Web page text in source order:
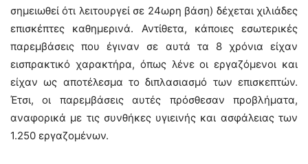
σημειωθεί ότι λειτουργεί σε 24ωρη βάση) δέχεται χιλιάδες
επισκέπτες καθημερινά. Αντίθετα, κάποιες εσωτερικές
παρεμβάσεις που έγιναν σε αυτά τα 8 χρόνια είχαν
εισπρακτικό χαρακτήρα, όπως λένε οι εργαζόμενοι και
είχαν ως αποτέλεσμα το διπλασιασμό των επισκεπτών.
Έτσι, οι παρεμβάσεις αυτές πρόσθεσαν προβλήματα,
αναφορικά με τις συνθήκες υγιεινής και ασφάλειας των
1.250 εργαζομένων.